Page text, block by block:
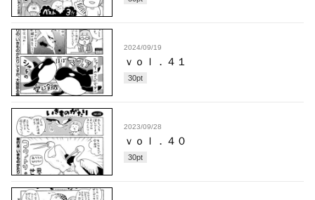
2024/09/19
ｖｏｌ．４１
30pt
2023/09/28
ｖｏｌ．４０
30pt